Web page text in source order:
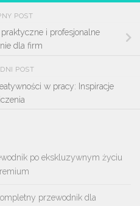
POST
i profesjonalne
dla firm
POST
w pracy: Inspiracje
po ekskluzywnym życiu
przewodnik dla